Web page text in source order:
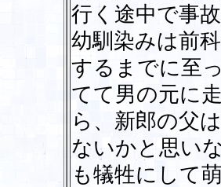
行く途中で事
幼馴染みは前
するまでに至
てて男の元に
ら、新郎の父
ないかと思い
も犠牲にして